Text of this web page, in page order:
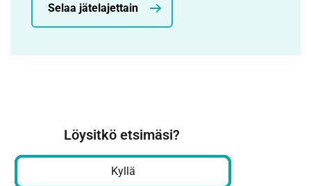
Selaa jätelajettain
Löysitkö etsimäsi?
Kyllä